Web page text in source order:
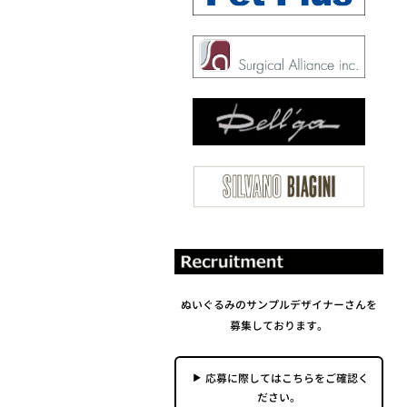
ぬいぐるみのサンプルデザイナーさんを
募集しております。
応募に際してはこちらをご確認く
ださい。